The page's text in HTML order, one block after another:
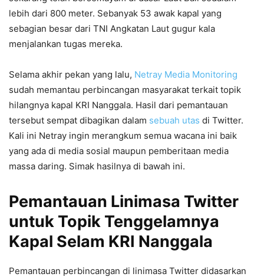
lebih dari 800 meter. Sebanyak 53 awak kapal yang
sebagian besar dari TNI Angkatan Laut gugur kala
menjalankan tugas mereka.
Selama akhir pekan yang lalu, Netray Media Monitoring
sudah memantau perbincangan masyarakat terkait topik
hilangnya kapal KRI Nanggala. Hasil dari pemantauan
tersebut sempat dibagikan dalam sebuah utas di Twitter.
Kali ini Netray ingin merangkum semua wacana ini baik
yang ada di media sosial maupun pemberitaan media
massa daring. Simak hasilnya di bawah ini.
Pemantauan Linimasa Twitter
untuk Topik Tenggelamnya
Kapal Selam KRI Nanggala
Pemantauan perbincangan di linimasa Twitter didasarkan